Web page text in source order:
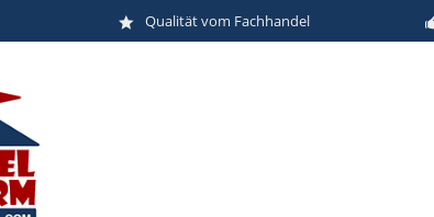
Qualität vom Fachhandel